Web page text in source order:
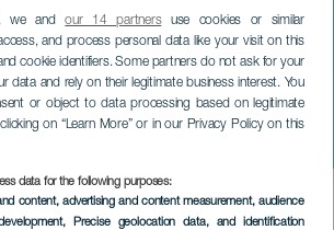
we andour 14 partnersuse cookies or similar
and process personal data like your visit on this
cookie identifiers. Some partners do not ask for your
data and rely on their legitimate business interest. You
or object to data processing based on legitimate
on “Learn More” or in our Privacy Policy on this
data for the following purposes:
content, advertising and content measurement, audience
, Precise geolocation data, and identification
Pasaadillalle